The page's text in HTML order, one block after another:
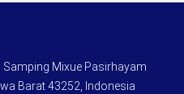
Mixue Pasirhayam
Barat 43252, Indonesia